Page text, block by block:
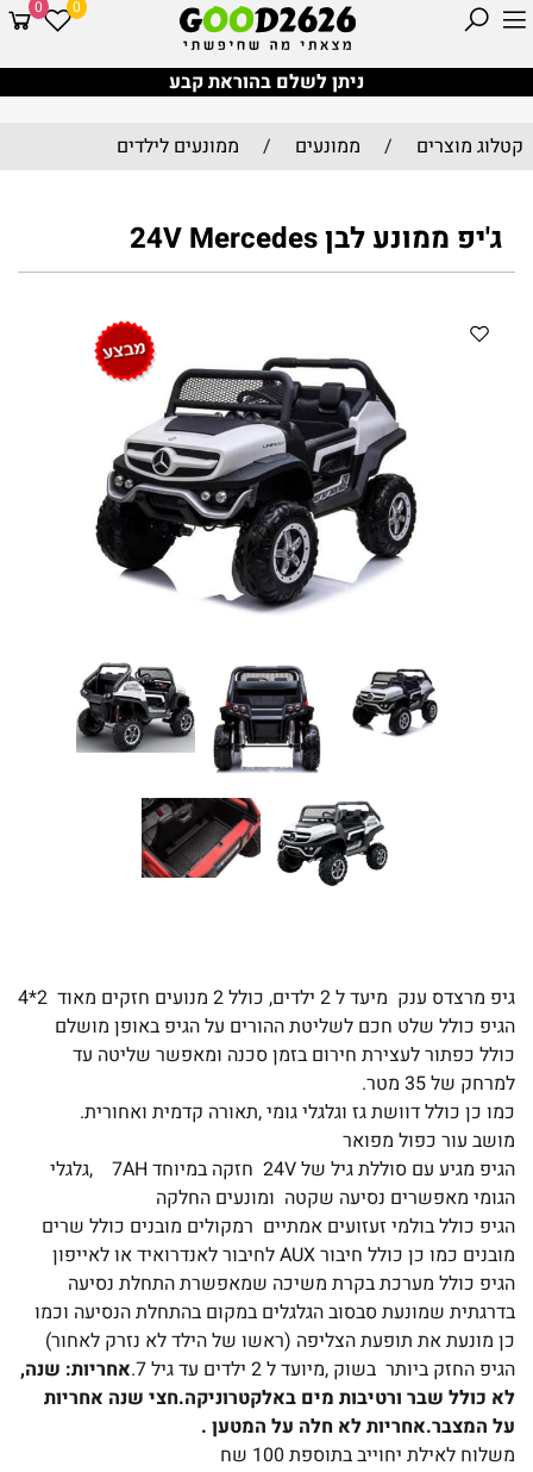
ניתן לשלם בהוראת קבע
0 0
קטלוג מוצרים / ממונעים / ממונעים לילדים
ג'יפ ממונע לבן 24V Mercedes
גיפ מרצדס ענק מיעד ל 2 ילדים, כולל 2 מנועים חזקים מאוד 2*4
הגיפ כולל שלט חכם לשליטת ההורים על הגיפ באופן מושלם
כולל כפתור לעצירת חירום בזמן סכנה ומאפשר שליטה עד
למרחק של 35 מטר.
כמו כן כולל דוושת גז וגלגלי גומי ,תאורה קדמית ואחורית.
מושב עור כפול מפואר
הגיפ מגיע עם סוללת גיל של 24V חזקה במיוחד 7AH ,גלגלי
הגומי מאפשרים נסיעה שקטה ומונעים החלקה
הגיפ כולל בולמי זעזועים אמתיים רמקולים מובנים כולל שרים
מובנים כמו כן כולל חיבור AUX לחיבור לאנדרואיד או לאייפון
הגיפ כולל מערכת בקרת משיכה שמאפשרת התחלת נסיעה
בדרגתית שמונעת סבסוב הגלגלים במקום בהתחלת הנסיעה וכמו
כן מונעת את תופעת הצליפה (ראשו של הילד לא נזרק לאחור)
הגיפ החזק ביותר בשוק ,מיועד ל 2 ילדים עד גיל 7.
אחריות: שנה,
לא כולל שבר ורטיבות מים באלקטרוניקה.חצי שנה אחריות
על המצבר.אחריות לא חלה על המטען .
משלוח לאילת יחוייב בתוספת 100 שח